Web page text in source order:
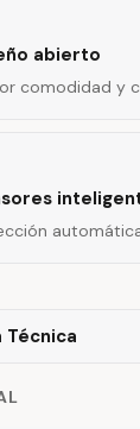
abierto
comodidad y
Técnica